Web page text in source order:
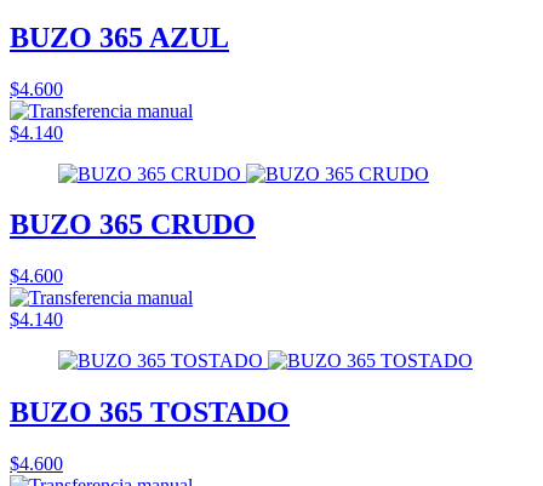
BUZO 365 AZUL
$4.600
$4.140
BUZO 365 CRUDO
$4.600
$4.140
BUZO 365 TOSTADO
$4.600